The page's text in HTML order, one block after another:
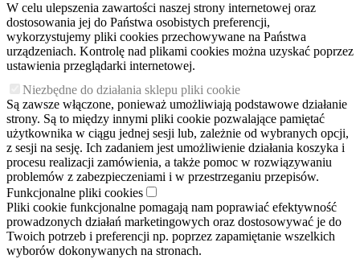
W celu ulepszenia zawartości naszej strony internetowej oraz
dostosowania jej do Państwa osobistych preferencji,
wykorzystujemy pliki cookies przechowywane na Państwa
urządzeniach. Kontrolę nad plikami cookies można uzyskać poprzez
ustawienia przeglądarki internetowej.
Niezbędne do działania sklepu pliki cookie
Są zawsze włączone, ponieważ umożliwiają podstawowe działanie
strony. Są to między innymi pliki cookie pozwalające pamiętać
użytkownika w ciągu jednej sesji lub, zależnie od wybranych opcji,
z sesji na sesję. Ich zadaniem jest umożliwienie działania koszyka i
procesu realizacji zamówienia, a także pomoc w rozwiązywaniu
problemów z zabezpieczeniami i w przestrzeganiu przepisów.
Funkcjonalne pliki cookies
Pliki cookie funkcjonalne pomagają nam poprawiać efektywność
prowadzonych działań marketingowych oraz dostosowywać je do
Twoich potrzeb i preferencji np. poprzez zapamiętanie wszelkich
wyborów dokonywanych na stronach.